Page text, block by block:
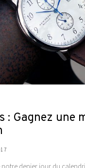
: Gagnez une